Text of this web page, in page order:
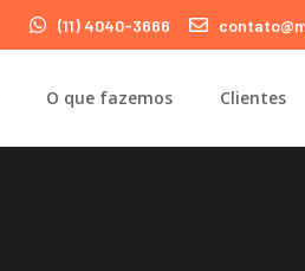
(11) 4040-3666
O que fazemos Clientes